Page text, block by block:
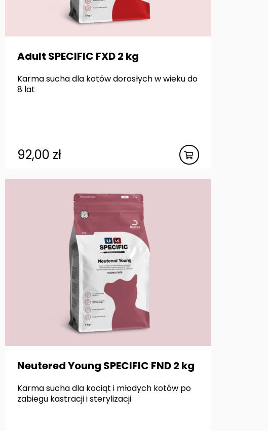
Adult SPECIFIC FXD 2 kg
Karma sucha dla kotów dorosłych w wieku do
8 lat
92,00 zł
Neutered Young SPECIFIC FND 2 kg
Karma sucha dla kociąt i młodych kotów po
zabiegu kastracji i sterylizacji